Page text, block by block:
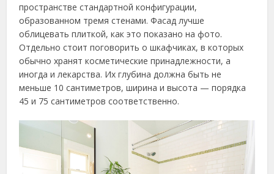
пространстве стандартной конфигурации,
образованном тремя стенами. Фасад лучше
облицевать плиткой, как это показано на фото.
Отдельно стоит поговорить о шкафчиках, в которых
обычно хранят косметические принадлежности, а
иногда и лекарства. Их глубина должна быть не
меньше 10 сантиметров, ширина и высота — порядка
45 и 75 сантиметров соответственно.